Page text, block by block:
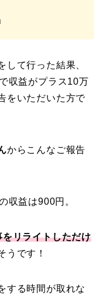
して行った結果、
収益がプラス10万
をいただいた方で
からこんなご報告
収益は900円。
をリライトしただけ
うです！
する時間が取れな